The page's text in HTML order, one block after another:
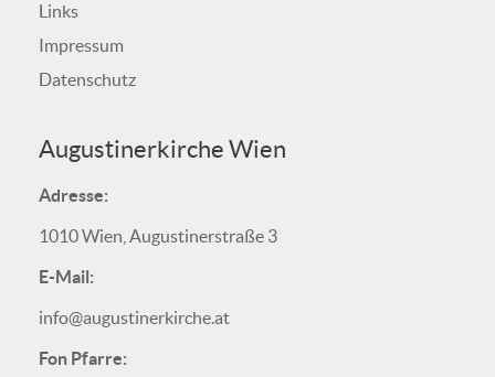
Links
Impressum
Datenschutz
Augustinerkirche Wien
Adresse:
1010 Wien, Augustinerstraße 3
E-Mail:
info@augustinerkirche.at
Fon Pfarre: